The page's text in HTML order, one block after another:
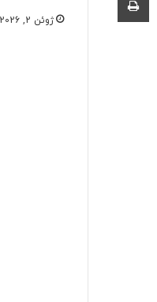
ژوئن 2, 2026